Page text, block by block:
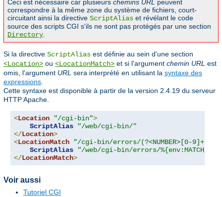
Ceci est nécessaire car plusieurs chemins URL peuvent
correspondre à la même zone du système de fichiers, court-
circuitant ainsi la directive ScriptAlias et révélant le code
source des scripts CGI s'ils ne sont pas protégés par une section
Directory
Si la directive ScriptAlias est définie au sein d'une section
<Location> ou <LocationMatch> et si l'argument chemin URL est
omis, l'argument URL sera interprété en utilisant la syntaxe des
expressions
Cette syntaxe est disponible à partir de la version 2.4.19 du serveur
HTTP Apache.
<Location "/cgi-bin">
ScriptAlias
"/web/cgi-bin/"
</Location>
<LocationMatch "/cgi-bin/errors/(?<NUMBER>[0-9]+)"
ScriptAlias
"/web/cgi-bin/errors/
</LocationMatch>
Voir aussi
Tutoriel CGI